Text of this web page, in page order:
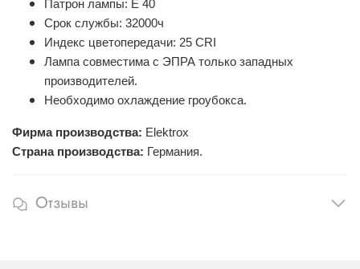
Патрон лампы: E 40
Срок службы: 32000ч
Индекс цветопередачи: 25 CRI
Лампа совместима с ЭПРА только западных
производителей.
Необходимо охлаждение гроубокса.
Фирма производства: Elektrox
Страна производства: Германия.
Отзывы